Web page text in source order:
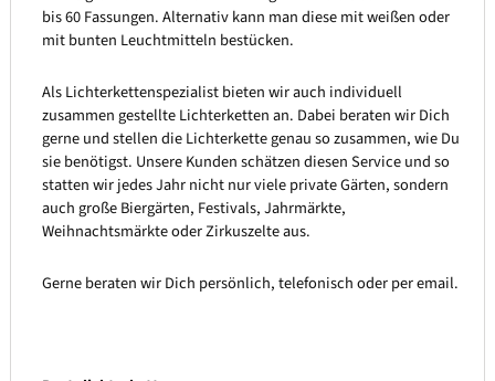
bis 60 Fassungen. Alternativ kann man diese mit weißen oder
mit bunten Leuchtmitteln bestücken.
Als Lichterkettenspezialist bieten wir auch individuell
zusammen gestellte Lichterketten an. Dabei beraten wir Dich
gerne und stellen die Lichterkette genau so zusammen, wie Du
sie benötigst. Unsere Kunden schätzen diesen Service und so
statten wir jedes Jahr nicht nur viele private Gärten, sondern
auch große Biergärten, Festivals, Jahrmärkte,
Weihnachtsmärkte oder Zirkuszelte aus.
Gerne beraten wir Dich persönlich, telefonisch oder per email.